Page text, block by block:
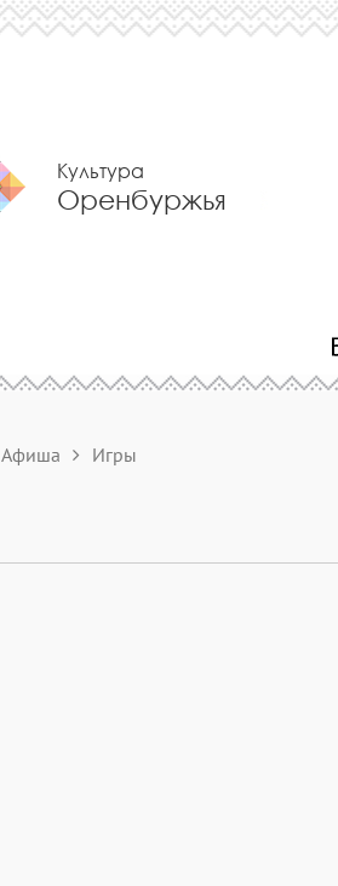
Культура
Оренбуржья
Афиша Игры